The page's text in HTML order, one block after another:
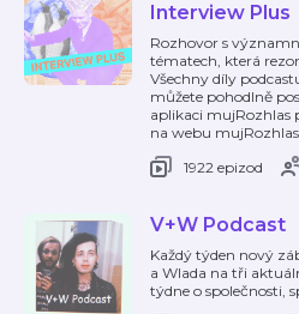
Interview Plus
Rozhovor s
tématech, která
Všechny díly
můžete pohodlně
aplikaci mujRozhlas
na webu
1922 epizod
V+W Podcast
Každý týden nový
a Wlada na tři
týdne o společnosti,